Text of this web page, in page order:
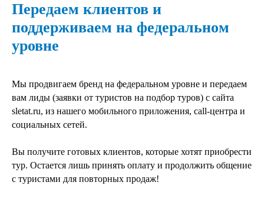
Передаем клиентов и
поддерживаем на федеральном
уровне
Мы продвигаем бренд на федеральном уровне и передаем
вам лиды (заявки от туристов на подбор туров) с сайта
sletat.ru, из нашего мобильного приложения, call-центра и
социальных сетей.
Вы получите готовых клиентов, которые хотят приобрести
тур. Остается лишь принять оплату и продолжить общение
с туристами для повторных продаж!